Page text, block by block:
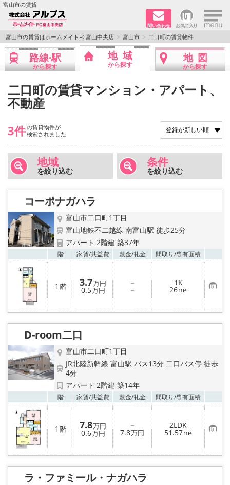
富山市の賃貸
問い合わせ お気に入り ×
TOPページ
ペット同居はご相談ください
路線·駅から探す
地域から探す
地図から探す
店舗情報·アクセス
メールでお問い合わせ
富山市の賃貸はホームメイトFC富山中央店 富山市 二口町の賃貸物件
路線·駅
から探す
地域
から探す
地図
から探す
二口町の賃貸マンション・アパート、
不動産
3件の賃貸物件が
検索されました
地域
を絞り込む
条件
を絞り込む
コーポナガハラ
富山市二口町1丁目
富山地鉄不二越線 南富山駅 徒歩25分
アパート 2階建 築37年
階 家賃/共益費 敷金/礼金 間取り/専有面積
1 階 3.7万円
0.5万円
－
－
1K
26m² お
気
に
入
登
D-room二口
富山市二口町1丁目
JR北陸新幹線 富山駅 バス13分 二口バス停 徒歩
4分
アパート 2階建 築14年
階 家賃/共益費 敷金/礼金 間取り/専有面積
1 階 7.8万円
0.6万円
－
7.8万円
2LDK
51.57m² お
気
に
入
登
ラ・ファミール・ナガハラ